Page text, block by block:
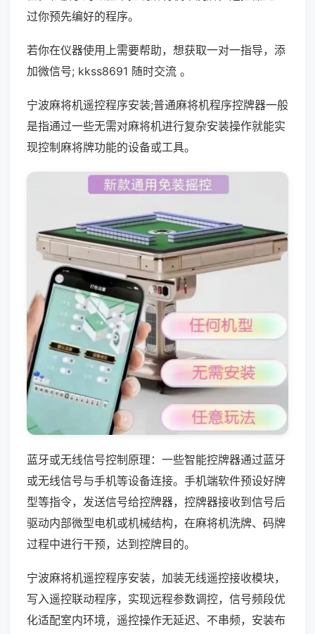
过你预先编好的程序。
若你在仪器使用上需要帮助，想获取一对一指导，添
加微信号; kkss8691 随时交流 。
宁波麻将机遥控程序安装;普通麻将机程序控牌器一般
是指通过一些无需对麻将机进行复杂安装操作就能实
现控制麻将牌功能的设备或工具。
蓝牙或无线信号控制原理：一些智能控牌器通过蓝牙
或无线信号与手机等设备连接。手机端软件预设好牌
型等指令，发送信号给控牌器，控牌器接收到信号后
驱动内部微型电机或机械结构，在麻将机洗牌、码牌
过程中进行干预，达到控牌目的。
宁波麻将机遥控程序安装，加装无线遥控接收模块，
写入遥控联动程序，实现远程参数调控，信号频段优
化适配室内环境，遥控操作无延迟、不串频，安装布